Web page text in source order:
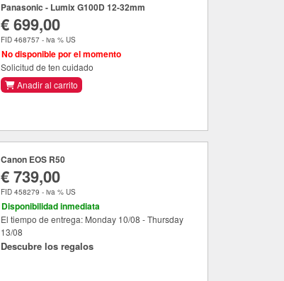
Panasonic - Lumix G100D 12-32mm
€ 699,00
FID 468757 - iva % US
No disponible por el momento
Solicitud de ten cuidado
Anadir al carrito
Canon EOS R50
€ 739,00
FID 458279 - iva % US
Disponibilidad inmediata
El tiempo de entrega: Monday 10/08 - Thursday
13/08
Descubre los regalos